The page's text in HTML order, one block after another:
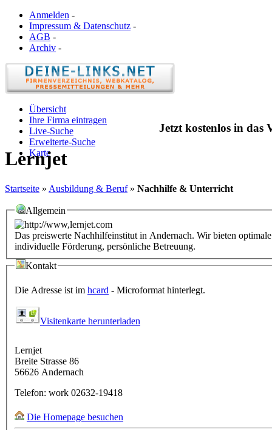
Anmelden -
Impressum & Datenschutz -
AGB -
Archiv -
Übersicht
Ihre Firma eintragen
Live-Suche
Erweiterte-Suche
Karte
Jetzt kostenlos in das
Lernjet
Startseite » Ausbildung & Beruf» Nachhilfe & Unterricht
Allgemein
Das preiswerte Nachhilfeinstitut in Andernach. Wir bieten
individuelle Förderung, persönliche Betreuung.
Kontakt
Die Adresse ist im hcard - Microformat hinterlegt.
Visitenkarte herunterladen
Lernjet
Breite Strasse 86
56626 Andernach
Telefon: work 02632-19418
Die Homepage besuchen